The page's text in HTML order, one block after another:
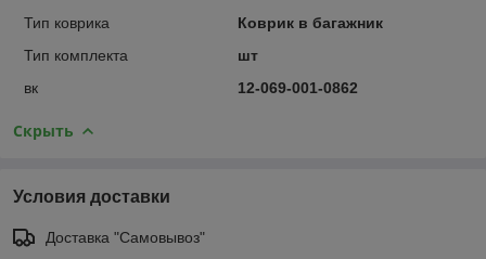
Тип коврика
Коврик в багажник
Тип комплекта
шт
вк
12-069-001-0862
Скрыть
Условия доставки
Доставка "Самовывоз"